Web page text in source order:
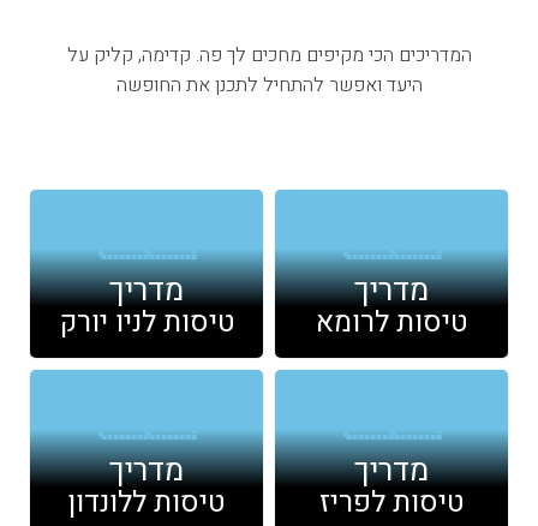
המדריכים הכי מקיפים מחכים לך פה. קדימה, קליק על
היעד ואפשר להתחיל לתכנן את החופשה
🇮🇹
מדריך
טיסות לרומא
🇺🇸
מדריך
טיסות לניו יורק
🇫🇷
מדריך
טיסות לפריז
🇬🇧
מדריך
טיסות ללונדון